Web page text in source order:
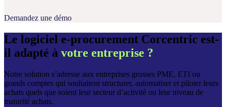
Demandez une démo
Le logiciel e‑procurement Corcentric est-
il adapté à votre entreprise ?
Notre solution s’adresse aux entreprises grosses PME, ETI ou
grands comptes qui souhaitent structurer, automatiser et piloter leurs
achats quels que soient leur secteur d’activité ou leur niveau de
maturité achats.